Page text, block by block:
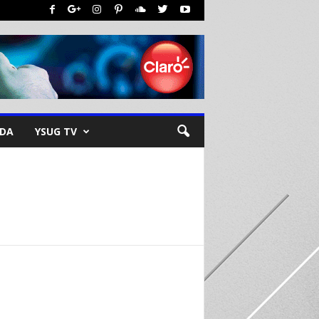
YSUG TV